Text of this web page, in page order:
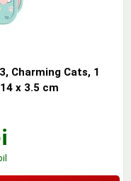
Charming Cats, 1
x 3.5 cm